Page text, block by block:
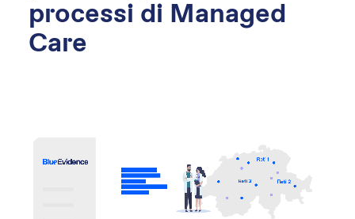
processi di Managed
Care